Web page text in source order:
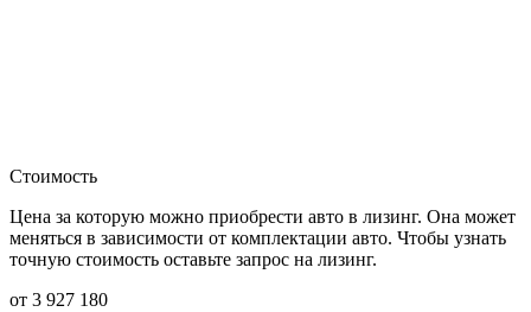
Стоимость
Цена за которую можно приобрести авто в лизинг. Она может
меняться в зависимости от комплектации авто. Чтобы узнать
точную стоимость оставьте запрос на лизинг.
от 3 927 180